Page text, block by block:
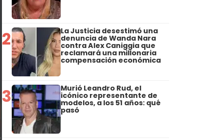
2 La Justicia desestimó una
denuncia de Wanda Nara
contra Alex Caniggia que
reclamará una millonaria
compensación económica
3 Murió Leandro Rud, el
icónico representante de
modelos, a los 51 años: qué
pasó